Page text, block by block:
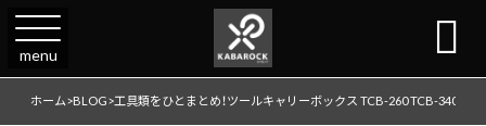
menu 
ホーム>BLOG>工具類をひとまとめ！ツールキャリーボックス TCB-260 TCB-340 黒